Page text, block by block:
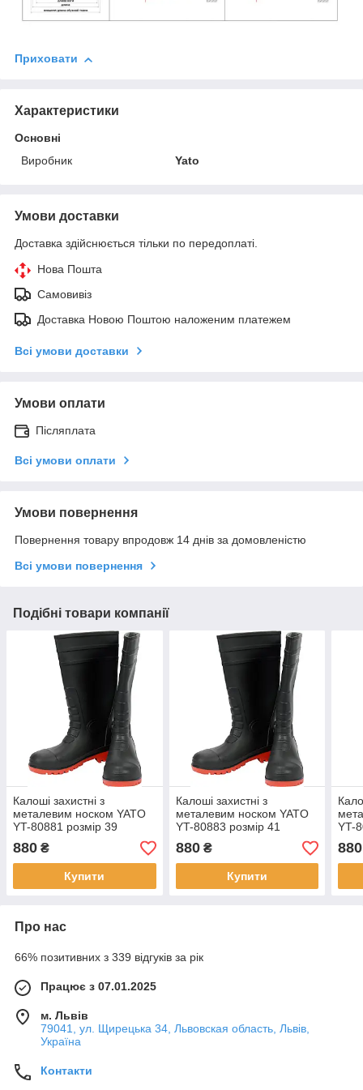
Приховати
Характеристики
Основні
Виробник
Yato
Умови доставки
Доставка здійснюється тільки по передоплаті.
Нова Пошта
Самовивіз
Доставка Новою Поштою наложеним платежем
Всі умови доставки
Умови оплати
Післяплата
Всі умови оплати
Умови повернення
Повернення товару впродовж 14 днів за домовленістю
Всі умови повернення
Подібні товари компанії
Калоші захистні з
металевим носком YATO
YT-80881 розмір 39
880 ₴
Купити
Калоші захистні з
металевим носком YATO
YT-80883 розмір 41
880₴
Купити
YT-
880
Про нас
66% позитивних з 339 відгуків за рік
Працює з 07.01.2025
м. Львів
79041, ул. Щирецька 34, Львовская область, Львів,
Україна
Контакти